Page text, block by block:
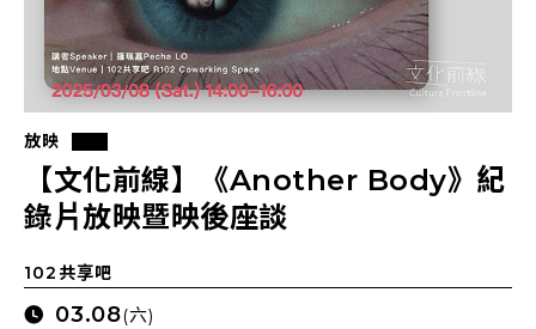
放映
【文化前線】《Another Body》紀
錄片放映暨映後座談
102共享吧
03.08(六)